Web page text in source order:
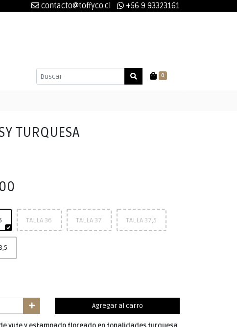
contacto@toffyco.cl +56 9 93323161
0
TURQUESA
TALLA 36 TALLA 37 TALLA 37,5
Agregar al carro